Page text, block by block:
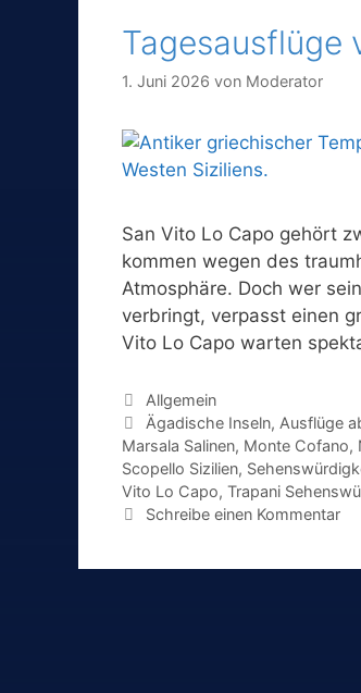
Tagesausflüge
1. Juni 2026 von Moderator
San Vito Lo Capo gehört
kommen wegen des
Atmosphäre. Doch wer
verbringt, verpasst einen
Vito Lo Capo warten
Kategorien
Allgemein
Schlagwörter
Ägadische Inseln, Ausflüge
Marsala Salinen, Monte Cofano,
Scopello Sizilien,
Vito Lo Capo, Trapani
Schreibe einen Kommentar